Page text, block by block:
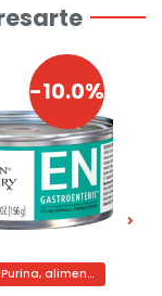
-10.0%
Purina, alimento medicado húmedo gastrointestinal para gatos